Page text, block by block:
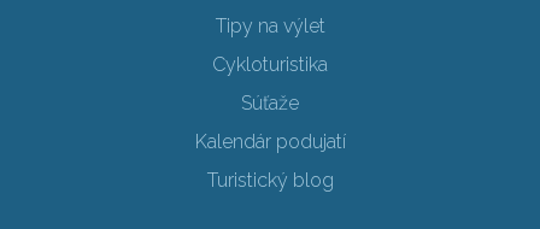
Tipy na výlet
Cykloturistika
Súťaže
Kalendár podujatí
Turistický blog